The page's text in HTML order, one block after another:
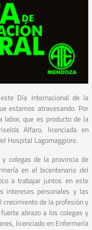
Día Internacional de la
estamos atravesando. Por
labor, que es producto de la
Alfaro, licenciada en
Hospital Lagomaggiore.
colegas de la provincia de
en el bicentenario del
a trabajar juntos en este
intereses personales y las
crecimiento de la profesión y
abrazo a los colegas y
licenciado en Enfermería